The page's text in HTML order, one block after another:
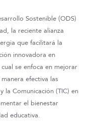
Sostenible (ODS)
la reciente alianza
que facilitará la
innovadora en
se enfoca en mejorar
efectiva las
la Comunicación (TIC) en
el bienestar
educativa.